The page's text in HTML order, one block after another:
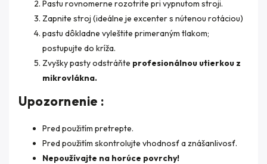
Pastu rovnomerne rozotrite pri vypnutom stroji.
Zapnite stroj (ideálne je excenter s nútenou rotáciou)
pastu dôkladne vyleštite primeraným tlakom;
postupujte do kríža.
Zvyšky pasty odstráňte profesionálnou utierkou z
mikrovlákna.
Upozornenie :
Pred použitím pretrepte.
Pred použitím skontrolujte vhodnosť a znášanlivosť.
Nepoužívajte na horúce povrchy!